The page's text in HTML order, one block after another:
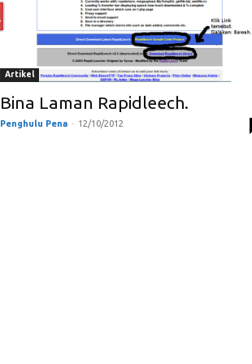
Artikel
Bina Laman Rapidleech.
Penghulu Pena - 12/10/2012